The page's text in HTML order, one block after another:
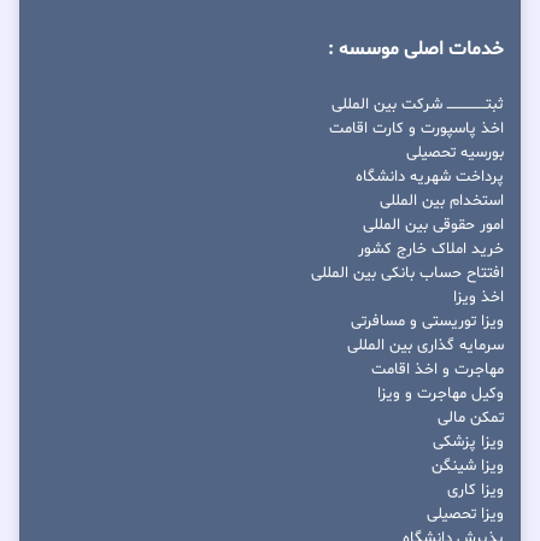
خدمات اصلی موسسه :
ثبتــــــــــــــــ شرکت بین المللی
اخذ پاسپورت و کارت اقامت
بورسیه تحصیلی
پرداخت شهریه دانشگاه
استخدام بین المللی
امور حقوقی بین المللی
خرید املاک خارج کشور
افتتاح حساب بانکی بین المللی
اخذ ویزا
ویزا توریستی و مسافرتی
سرمایه گذاری بین المللی
مهاجرت و اخذ اقامت
وکیل مهاجرت و ویزا
تمکن مالی
ویزا پزشکی
ویزا شینگن
ویزا کاری
ویزا تحصیلی